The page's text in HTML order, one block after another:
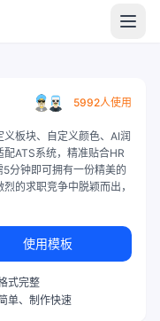
5992人使用
板块、自定义颜色、AI润
ATS系统，精准贴合HR
分钟即可拥有一份精美的
的求职竞争中脱颖而出，
使用模板
式完整
单、制作快速